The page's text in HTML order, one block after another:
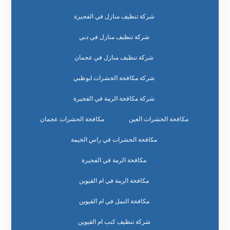
شركة تنظيف منازل في الفجيرة
شركة تنظيف منازل في دبي
شركة تنظيف منازل في عجمان
شركة مكافحة الحشرات ابوظبي
شركة مكافحة الرمة في الفجيرة
مكافحة الحشرات العين مكافحة الحشرات عجمان
مكافحة الحشرات في راس الخيمة
مكافحة الرمة في الفجيرة
مكافحة الرمة في ام القيوين
مكافحة النمل في ام القيوين